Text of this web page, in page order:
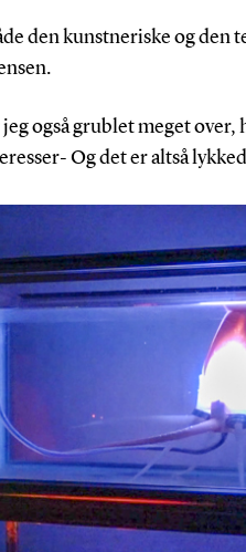
den kunstneriske og den
også grublet meget over,
Og det er altså